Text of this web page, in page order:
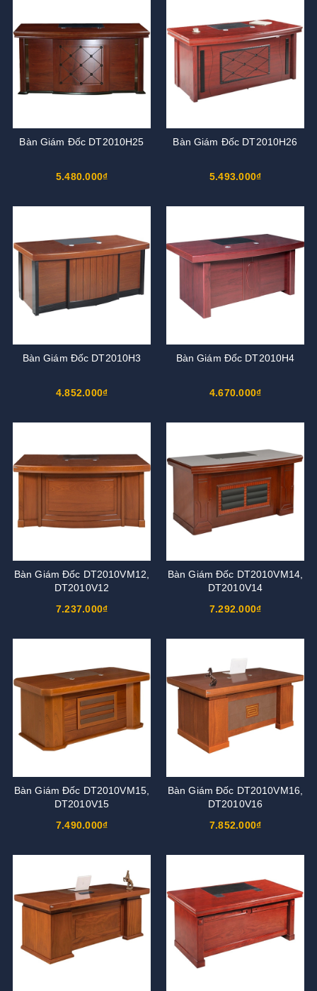
Bàn Giám Đốc DT2010H25
5.480.000₫
Bàn Giám Đốc DT2010H26
5.493.000₫
Bàn Giám Đốc DT2010H3
4.852.000₫
Bàn Giám Đốc DT2010H4
4.670.000₫
Bàn Giám Đốc DT2010VM12,
DT2010V12
7.237.000₫
Bàn Giám Đốc DT2010VM14,
DT2010V14
7.292.000₫
Bàn Giám Đốc DT2010VM15,
DT2010V15
7.490.000₫
Bàn Giám Đốc DT2010VM16,
DT2010V16
7.852.000₫